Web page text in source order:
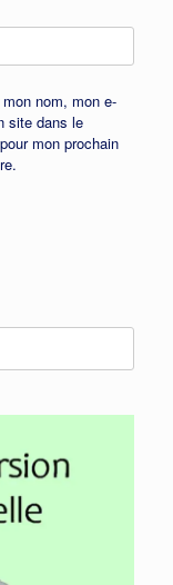
nom, mon e-
site dans le
mon prochain